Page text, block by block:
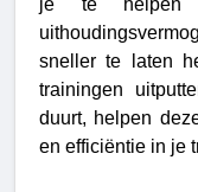
je te helpen
sneller te laten
trainingen
duurt, helpen
en efficiëntie in je